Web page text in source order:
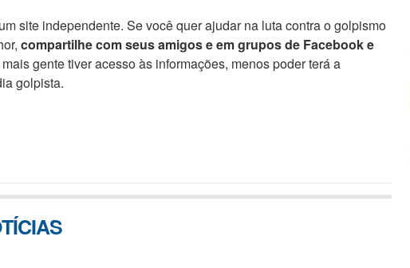
site independente. Se você quer ajudar na luta contra o golpismo
compartilhe com seus amigos e em grupos de Facebook e
gente tiver acesso às informações, menos poder terá a
golpista.